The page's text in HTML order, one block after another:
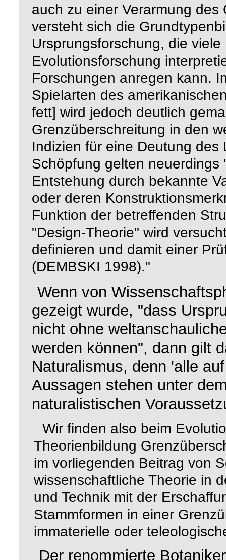
auch zu einer Verarmung
versteht sich die
Ursprungsforschung, die
Evolutionsforschung
Forschungen anregen kann.
Spielarten des
fett] wird jedoch deutlich
Grenzüberschreitung in den
Indizien für eine Deutung
Schöpfung gelten neuerdings
Entstehung durch bekannte
oder deren
Funktion der betreffenden
"Design-Theorie" wird
definieren und damit einer
(DEMBSKI 1998)."
Wenn von
gezeigt wurde, "dass
nicht ohne
werden können", dann gilt
Naturalismus, denn 'alle
Aussagen stehen unter
naturalistischen
Wir finden also beim
Theorienbildung
im vorliegenden Beitrag von
wissenschaftliche Theorie in
und Technikmit der
Stammformen in einer
immaterielle oder
Der renommierte